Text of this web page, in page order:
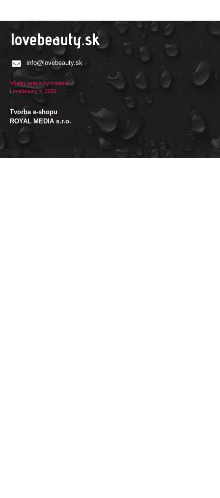
info@lovebeauty.sk
Všetky práva vyhradené.
Lovebeauty © 2026
Tvorba e-shopu:
ROYAL MEDIA s.r.o.